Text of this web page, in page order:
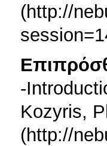
(http://
-
Kozyris,
(http://